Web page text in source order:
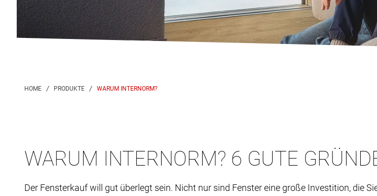
WARUM INTERNORM?
WARUM INTERNORM? 6 GUTE
Der Fensterkauf will gut überlegt sein. Nicht nur sind Fenster eine große Investition, die